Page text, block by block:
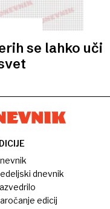
se lahko uči
dnevnik
edicij